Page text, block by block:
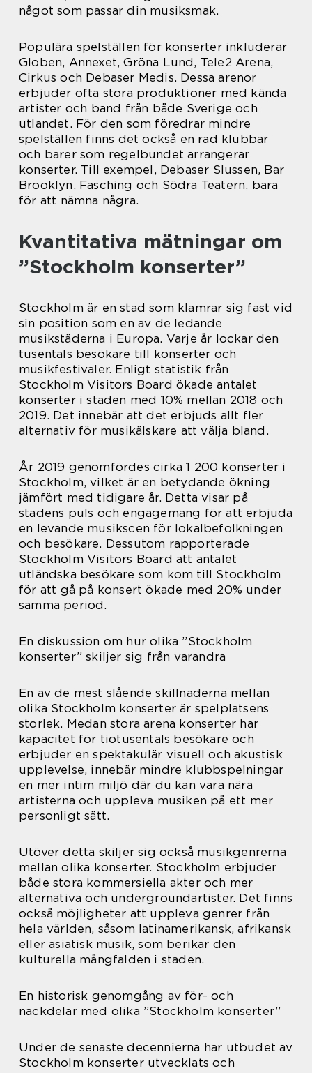
något som passar din musiksmak.
Populära spelställen för konserter inkluderar
Globen, Annexet, Gröna Lund, Tele2 Arena,
Cirkus och Debaser Medis. Dessa arenor
erbjuder ofta stora produktioner med kända
artister och band från både Sverige och
utlandet. För den som föredrar mindre
spelställen finns det också en rad klubbar
och barer som regelbundet arrangerar
konserter. Till exempel, Debaser Slussen, Bar
Brooklyn, Fasching och Södra Teatern, bara
för att nämna några.
Kvantitativa mätningar om
”Stockholm konserter”
Stockholm är en stad som klamrar sig fast vid
sin position som en av de ledande
musikstäderna i Europa. Varje år lockar den
tusentals besökare till konserter och
musikfestivaler. Enligt statistik från
Stockholm Visitors Board ökade antalet
konserter i staden med 10% mellan 2018 och
2019. Det innebär att det erbjuds allt fler
alternativ för musikälskare att välja bland.
År 2019 genomfördes cirka 1 200 konserter i
Stockholm, vilket är en betydande ökning
jämfört med tidigare år. Detta visar på
stadens puls och engagemang för att erbjuda
en levande musikscen för lokalbefolkningen
och besökare. Dessutom rapporterade
Stockholm Visitors Board att antalet
utländska besökare som kom till Stockholm
för att gå på konsert ökade med 20% under
samma period.
En diskussion om hur olika ”Stockholm
konserter” skiljer sig från varandra
En av de mest slående skillnaderna mellan
olika Stockholm konserter är spelplatsens
storlek. Medan stora arena konserter har
kapacitet för tiotusentals besökare och
erbjuder en spektakulär visuell och akustisk
upplevelse, innebär mindre klubbspelningar
en mer intim miljö där du kan vara nära
artisterna och uppleva musiken på ett mer
personligt sätt.
Utöver detta skiljer sig också musikgenrerna
mellan olika konserter. Stockholm erbjuder
både stora kommersiella akter och mer
alternativa och undergroundartister. Det finns
också möjligheter att uppleva genrer från
hela världen, såsom latinamerikansk, afrikansk
eller asiatisk musik, som berikar den
kulturella mångfalden i staden.
En historisk genomgång av för- och
nackdelar med olika ”Stockholm konserter”
Under de senaste decennierna har utbudet av
Stockholm konserter utvecklats och